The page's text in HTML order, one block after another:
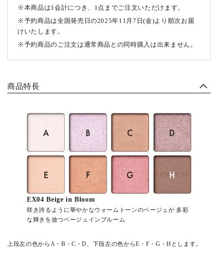
※ 本商品は1会計につき、1点までご注文いただけます。
※ 予約商品は全国発売日の2025年11月7日(金)より順次お届
けいたします。
※ 予約商品のご注文は通常商品との同時購入は出来ません。
商品特長
EX04 Beige in Bloom
咲き誇るように華やかなウォームトーンのベージュが 多彩
な輝きを放つベージュインブルーム
上段左の色からA・B・C・D、下段左の色からE・F・G・Hとします。